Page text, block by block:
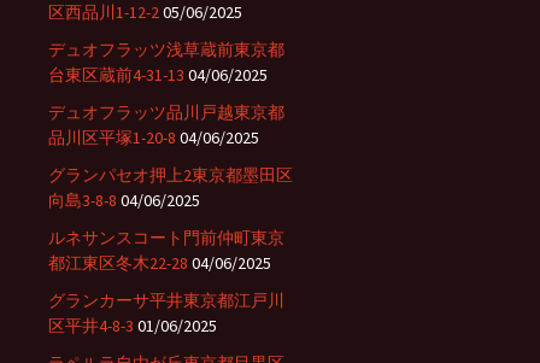
区西品川1-12-205/06/2025
デュオフラッツ浅草蔵前東京都
台東区蔵前4-31-13 04/06/2025
デュオフラッツ品川戸越東京都
品川区平塚1-20-8 04/06/2025
グランパセオ押上2東京都墨田区
向島3-8-8 04/06/2025
ルネサンスコート門前仲町東京
都江東区冬木22-28 04/06/2025
グランカーサ平井東京都江戸川
区平井4-8-3 01/06/2025